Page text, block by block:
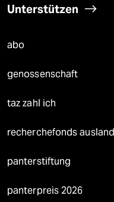
Unterstützen
abo
genossenschaft
taz zahl ich
recherchefonds ausland
panterstiftung
panterpreis 2026